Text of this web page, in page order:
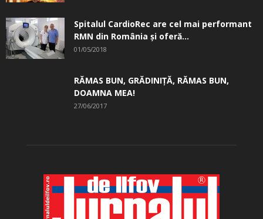
Spitalul CardioRec are cel mai performant
RMN din România și oferă...
01/05/2018
RĂMAS BUN, GRĂDINIŢĂ, ­RĂMAS BUN,
DOAMNA MEA!
27/06/2017